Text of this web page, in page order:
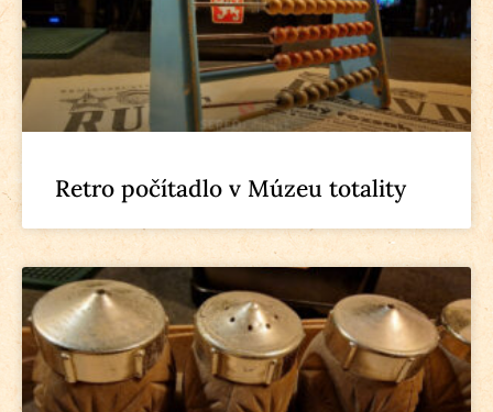
Retro počítadlo v Múzeu totality